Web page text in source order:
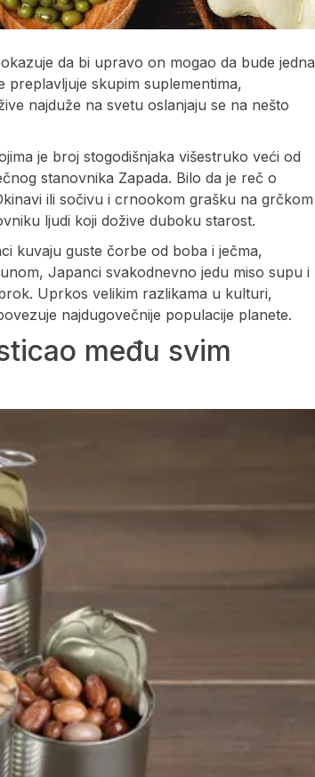
da bi upravo on mogao da bude jedna
preplavljuje skupim suplementima,
najduže na svetu oslanjaju se na nešto
je broj stogodišnjaka višestruko veći od
stanovnika Zapada. Bilo da je reč o
ili sočivu i crnookom grašku na grčkom
ljudi koji dožive duboku starost.
kuvaju guste čorbe od boba i ječma,
Japanci svakodnevno jedu miso supu i
Uprkos velikim razlikama u kulturi,
najdugovečnije populacije planete.
među svim